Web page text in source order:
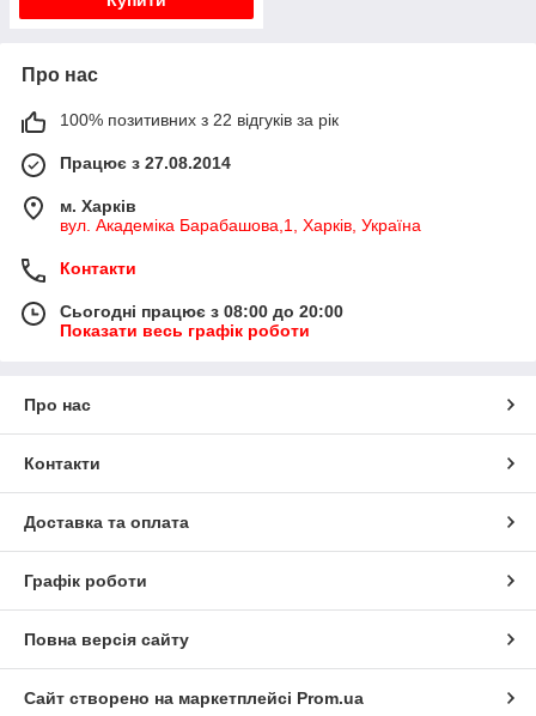
Про нас
100% позитивних з 22 відгуків за рік
Працює з 27.08.2014
м. Харків
вул. Академіка Барабашова,1, Харків, Україна
Контакти
Сьогодні працює з 08:00 до 20:00
Показати весь графік роботи
Про нас
Контакти
Доставка та оплата
Графік роботи
Повна версія сайту
Сайт створено на маркетплейсі Prom.ua